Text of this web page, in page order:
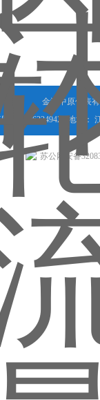
金湖中原仪表
同号 19962249428 地址
苏公网安备